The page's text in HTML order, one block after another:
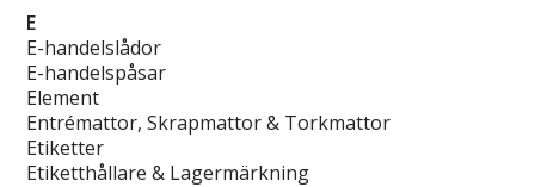
E
E-handelslådor
E-handelspåsar
Element
Entrémattor, Skrapmattor & Torkmattor
Etiketter
Etiketthållare & Lagermärkning